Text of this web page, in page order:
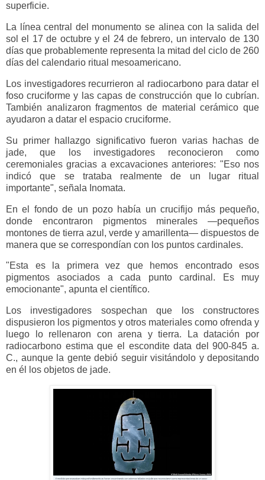
superficie.
La línea central del monumento se alinea con la salida del
sol el 17 de octubre y el 24 de febrero, un intervalo de 130
días que probablemente representa la mitad del ciclo de 260
días del calendario ritual mesoamericano.
Los investigadores recurrieron al radiocarbono para datar el
foso cruciforme y las capas de construcción que lo cubrían.
También analizaron fragmentos de material cerámico que
ayudaron a datar el espacio cruciforme.
Su primer hallazgo significativo fueron varias hachas de
jade, que los investigadores reconocieron como
ceremoniales gracias a excavaciones anteriores: "Eso nos
indicó que se trataba realmente de un lugar ritual
importante", señala Inomata.
En el fondo de un pozo había un crucifijo más pequeño,
donde encontraron pigmentos minerales —pequeños
montones de tierra azul, verde y amarillenta— dispuestos de
manera que se correspondían con los puntos cardinales.
"Esta es la primera vez que hemos encontrado esos
pigmentos asociados a cada punto cardinal. Es muy
emocionante", apunta el científico.
Los investigadores sospechan que los constructores
dispusieron los pigmentos y otros materiales como ofrenda y
luego lo rellenaron con arena y tierra. La datación por
radiocarbono estima que el escondite data del 900-845 a.
C., aunque la gente debió seguir visitándolo y depositando
en él los objetos de jade.